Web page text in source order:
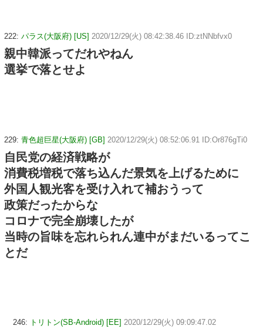
222: パラス(大阪府) [US] 2020/12/29(火) 08:42:38.46 ID:ztNNbfvx0
親中韓派ってだれやねん
選挙で落とせよ
229: 青色超巨星(大阪府) [GB] 2020/12/29(火) 08:52:06.91 ID:Or876gTi0
自民党の経済戦略が
消費税増税で落ち込んだ景気を上げるために
外国人観光客を受け入れて補おうって
政策だったからな
コロナで完全崩壊したが
当時の旨味を忘れられん連中がまだいるってこ
とだ
246: トリトン(SB-Android) [EE] 2020/12/29(火) 09:09:47.02